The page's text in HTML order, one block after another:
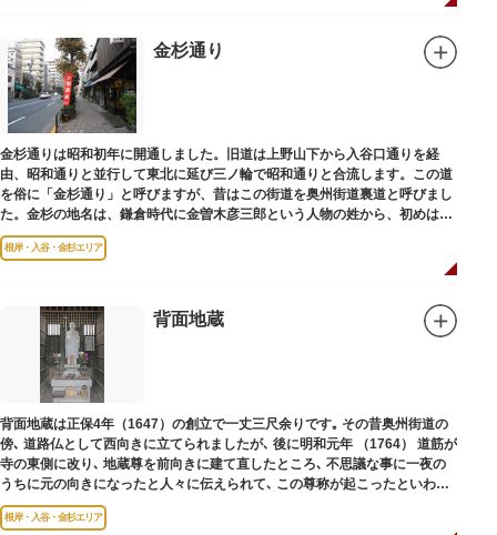
金杉通り
金杉通りは昭和初年に開通しました。旧道は上野山下から入谷口通りを経
由、昭和通りと並行して東北に延び三ノ輪で昭和通りと合流します。この道
を俗に「金杉通り」と呼びますが、昔はこの街道を奥州街道裏道と呼びまし
た。金杉の地名は、鎌倉時代に金曽木彦三郎という人物の姓から、初めは金
曽木、それが金杉に変わったものとされています。
根岸・入谷・金杉エリア
背面地蔵
背面地蔵は正保4年（1647）の創立で一丈三尺余りです｡ その昔奥州街道の
傍､ 道路仏として西向きに立てられましたが､ 後に明和元年 （1764） 道筋が
寺の東側に改り､ 地蔵尊を前向きに建て直したところ､ 不思議な事に一夜の
うちに元の向きになったと人々に伝えられて､ この尊称が起こったといわれ
ています｡薬王寺（やくおうじ）にあります。
根岸・入谷・金杉エリア